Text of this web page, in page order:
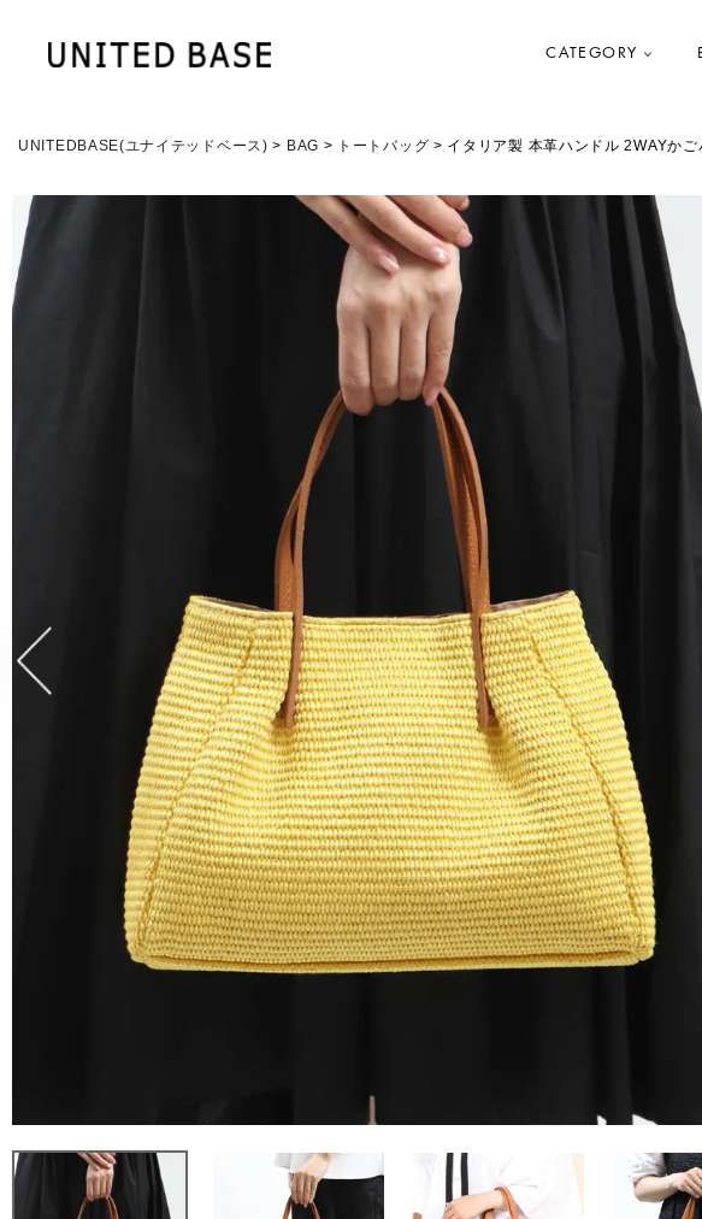
CATEGORY
UNITEDBASE(ユナイテッドベース) BAG トートバッグ イタリア製 本革ハンドル 2WAYか